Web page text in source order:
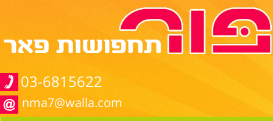
03-6815622
nma7@walla.com